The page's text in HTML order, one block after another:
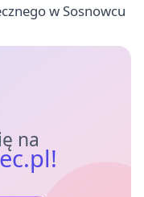
w Sosnowcu
na